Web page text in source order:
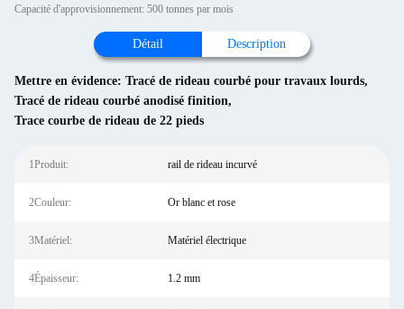
Capacité d'approvisionnement: 500 tonnes par mois
Détail Description
Mettre en évidence: Tracé de rideau courbé pour travaux lourds,
Tracé de rideau courbé anodisé finition,
Trace courbe de rideau de 22 pieds
1Produit: rail de rideau incurvé
2Couleur: Or blanc et rose
3Matériel: Matériel électrique
4Épaisseur: 1.2 mm